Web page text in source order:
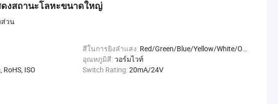
งสถานะโลหะขนาดใหญ่
วน
สีในการยิงลำแสง: Red/Green/Blue/Yellow/White/Orange
อุณหภูมิสี: วอร์มไวท์
RoHS, ISO Switch Rating:20mA/24V